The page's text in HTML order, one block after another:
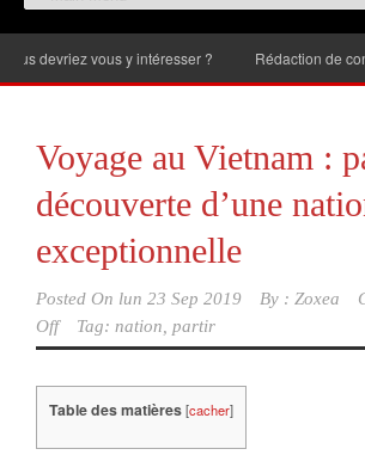
vous y intéresser ? Rédaction de contenu
Voyage au Vietnam :
découverte d’une
exceptionnelle
Posted On lun 23 Sep 2019 By : Zoxea
Off
Tag: nation, partir
Table des matières[cacher]